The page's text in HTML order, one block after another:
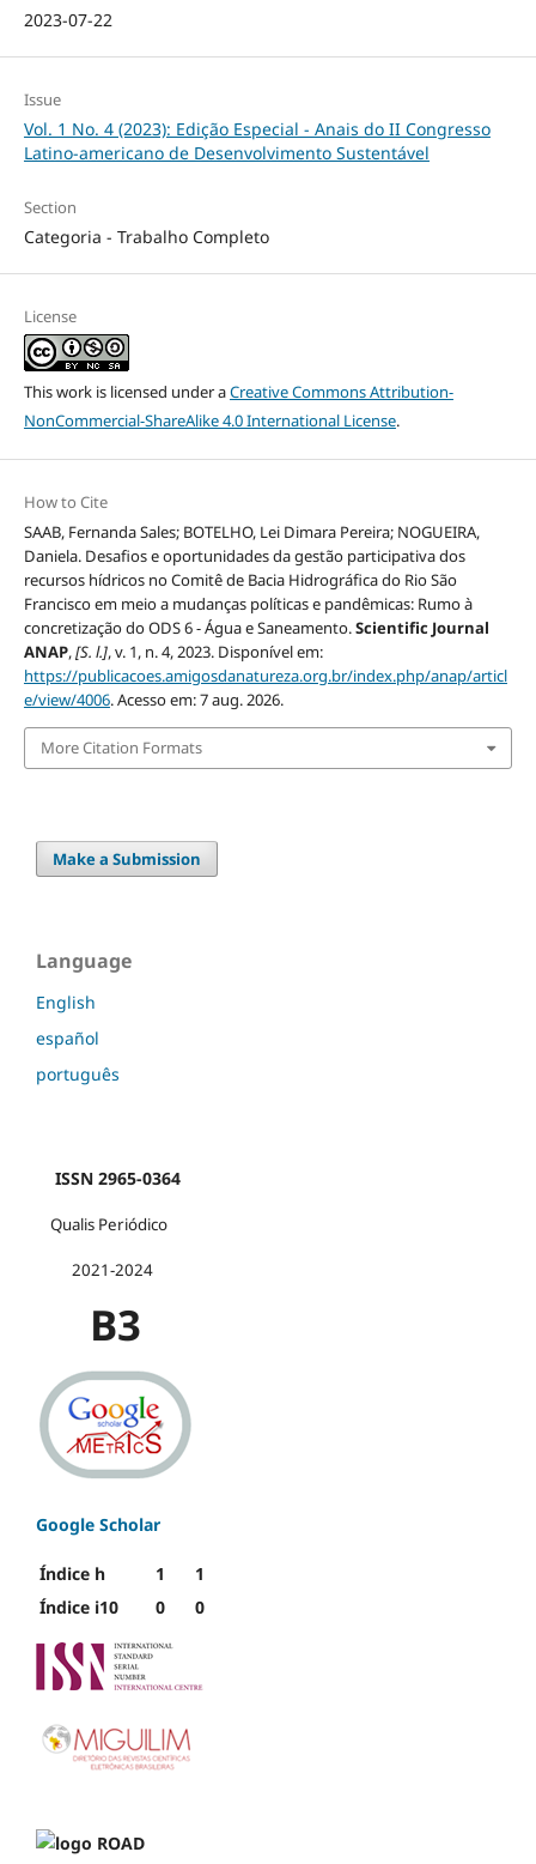
2023-07-22
Issue
Vol. 1 No. 4 (2023): Edição Especial - Anais do II Congresso
Latino-americano de Desenvolvimento Sustentável
Section
Categoria - Trabalho Completo
License
This work is licensed under aCreative Commons Attribution-
NonCommercial-ShareAlike 4.0 International License.
How to Cite
SAAB, Fernanda Sales; BOTELHO, Lei Dimara Pereira; NOGUEIRA,
Daniela. Desafios e oportunidades da gestão participativa dos
recursos hídricos no Comitê de Bacia Hidrográfica do Rio São
Francisco em meio a mudanças políticas e pandêmicas: Rumo à
concretização do ODS 6 - Água e Saneamento.Scientific Journal
ANAP,[S. l.], v. 1, n. 4, 2023. Disponível em:
https://publicacoes.amigosdanatureza.org.br/index.php/anap/articl
e/view/4006. Acesso em: 7 aug. 2026.
More Citation Formats
Make a Submission
Language
English
español
português
ISSN 2965-0364
Qualis Periódico
2021-2024
B3
Google Scholar
Índice h 1
1
Índice i10
0 0